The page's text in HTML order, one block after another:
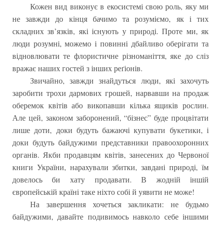
Кожен вид виконує в екосистемі свою роль, яку ми
не завжди до кінця бачимо та розуміємо, як і тих
складних зв’язків, які існують у природі. Проте ми, як
люди розумні, можемо і повинні дбайливо оберігати та
відновлювати те флористичне різноманіття, яке до сліз
вражає наших гостей з інших реґіонів.
Звичайно, завжди знайдуться люди, які захочуть
заробити трохи дармових грошей, нарвавши на продаж
оберемок квітів або викопавши кілька ящиків рослин.
Але цей, законом заборонений, “бізнес” буде процвітати
лише доти, доки будуть бажаючі купувати букетики, і
доки будуть байдужими представники правоохоронних
органів. Якби продавцям квітів, занесених до Червоної
книги України, нарахували збитки, завдані природі, їм
довелось би хату продавати. В жодній іншій
європейській країні таке ніхто собі й уявити не може!
На завершення хочеться закликати: не будьмо
байдужими, давайте подивимось навколо себе іншими